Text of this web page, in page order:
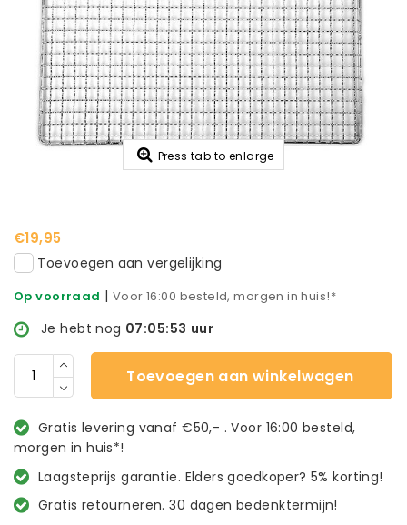
Press tab to enlarge
€19,95
Toevoegen aan vergelijking
Op voorraad | Voor 16:00 besteld, morgen in huis!*
Je hebt nog 07:05:53 uur
Toevoegen aan winkelwagen
Gratis levering vanaf €50,- . Voor 16:00 besteld,
morgen in huis*!
Laagsteprijs garantie. Elders goedkoper? 5% korting!
Gratis retourneren. 30 dagen bedenktermijn!